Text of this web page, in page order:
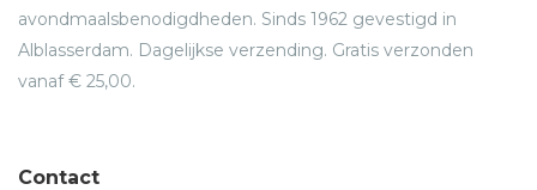
avondmaalsbenodigdheden. Sinds 1962 gevestigd in
Alblasserdam. Dagelijkse verzending. Gratis verzonden
vanaf € 25,00.
Contact